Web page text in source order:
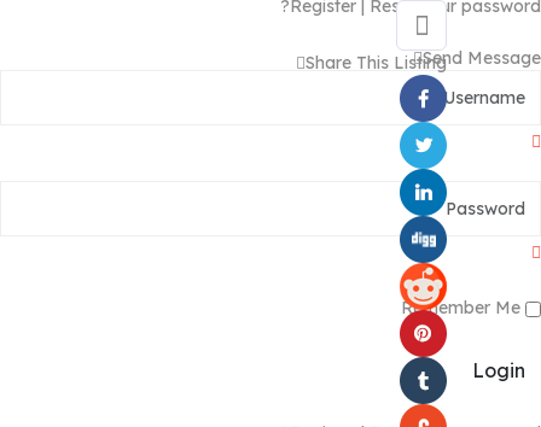
Register | Reset your password?
Send Message
Login
Share This Listing